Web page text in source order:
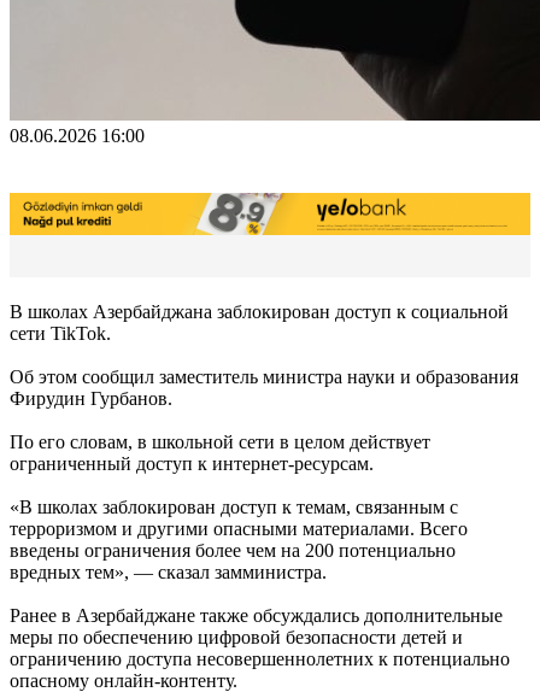
08.06.2026 16:00
В школах Азербайджана заблокирован доступ к социальной
сети TikTok.
Об этом сообщил заместитель министра науки и образования
Фирудин Гурбанов.
По его словам, в школьной сети в целом действует
ограниченный доступ к интернет-ресурсам.
«В школах заблокирован доступ к темам, связанным с
терроризмом и другими опасными материалами. Всего
введены ограничения более чем на 200 потенциально
вредных тем», — сказал замминистра.
Ранее в Азербайджане также обсуждались дополнительные
меры по обеспечению цифровой безопасности детей и
ограничению доступа несовершеннолетних к потенциально
опасному онлайн-контенту.